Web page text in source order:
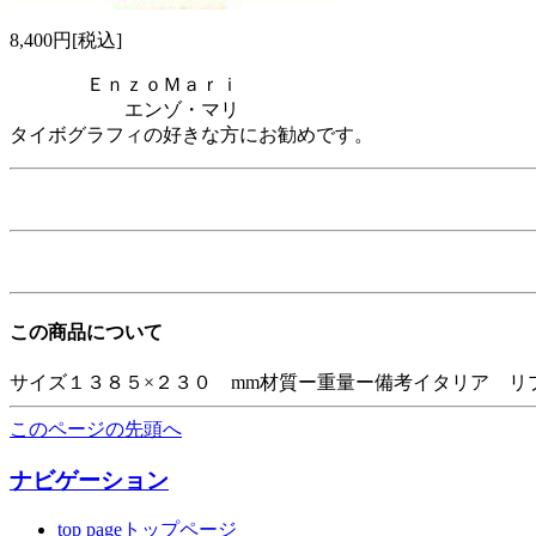
8,400円[税込]
ＥｎｚｏＭａｒｉ
エンゾ・マリ
タイボグラフィの好きな方
この商品について
サイズ１３８５×２３０ mm材質ー重量ー備考イタリア リ
このページの先頭へ
ナビゲーション
top pageトップページ